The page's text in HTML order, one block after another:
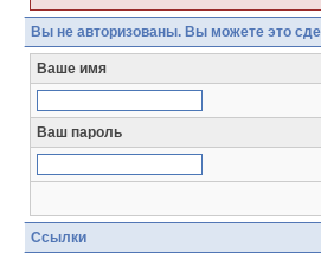
Вы не авторизованы. Вы можете это
Ваше имя
Ваш пароль
Ссылки